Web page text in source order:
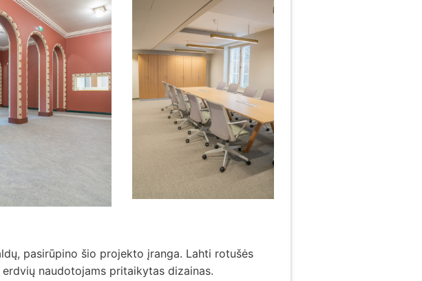
pasirūpino šio projekto įranga. Lahti rotušės
naudotojams pritaikytas dizainas.